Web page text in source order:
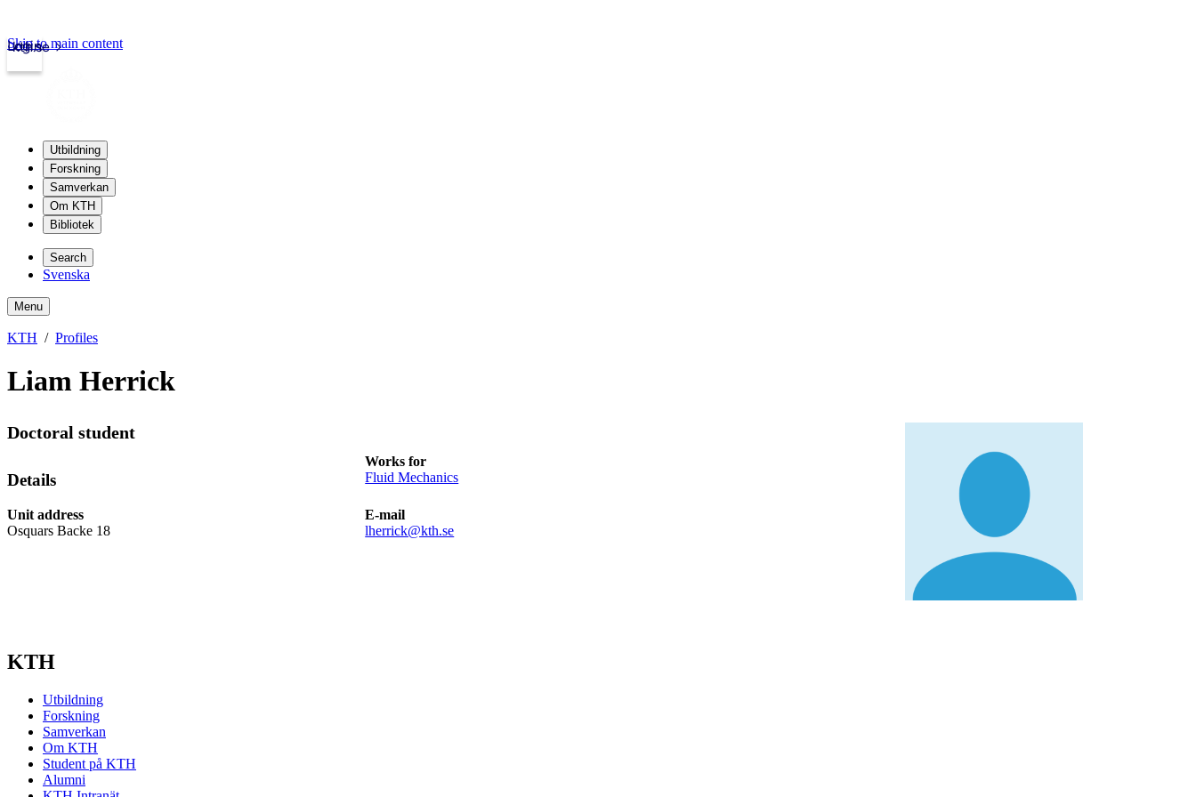
kth.se
Login
Skip to main content
Utbildning
Forskning
Samverkan
Om KTH
Bibliotek
Search
Svenska
Menu
KTH Profiles
Liam Herrick
Doctoral student
Details
Works for
Fluid Mechanics
Unit address
Osquars Backe 18
E-mail
lherrick@kth.se
KTH
Utbildning
Forskning
Samverkan
Om KTH
Student på KTH
Alumni